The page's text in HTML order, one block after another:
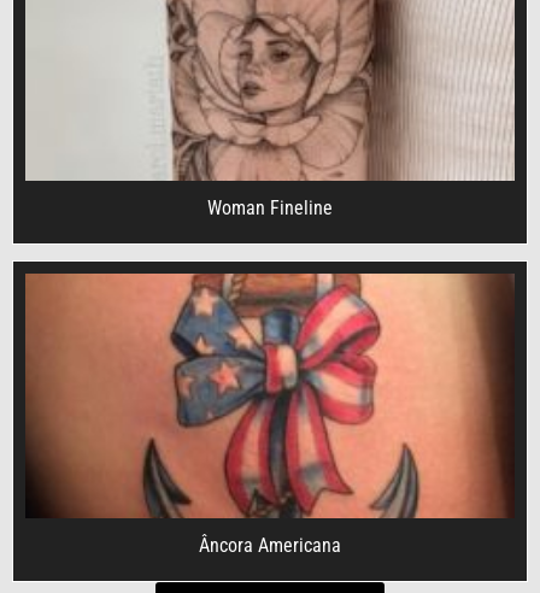
Woman Fineline
Âncora Americana